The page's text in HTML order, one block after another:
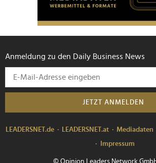
Anmeldung zu den Daily Business News
JETZT ANMELDEN
LEADERSNET.de LEADERSNET.at Mediadaten
Impressum